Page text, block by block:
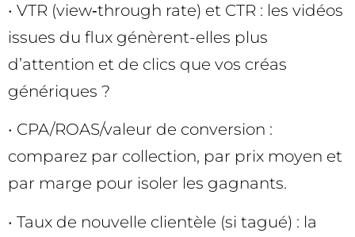
• VTR (view‑through rate) et CTR : les vidéos
issues du flux génèrent-elles plus
d’attention et de clics que vos créas
génériques ?
• CPA/ROAS/valeur de conversion :
comparez par collection, par prix moyen et
par marge pour isoler les gagnants.
• Taux de nouvelle clientèle (si tagué) : la